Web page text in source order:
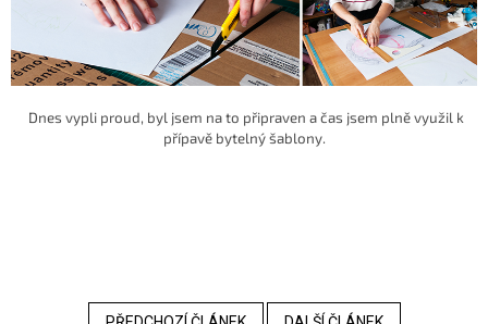
Dnes vypli proud, byl jsem na to připraven a čas jsem plně využil k
přípavě bytelný šablony.